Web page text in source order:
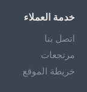
خدمة العملاء
اتصل بنا
مرتجعات
خريطة الموقع